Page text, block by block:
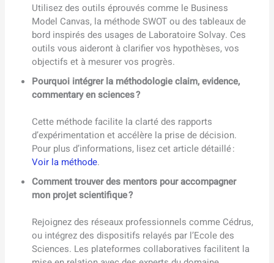
Utilisez des outils éprouvés comme le Business
Model Canvas, la méthode SWOT ou des tableaux de
bord inspirés des usages de Laboratoire Solvay. Ces
outils vous aideront à clarifier vos hypothèses, vos
objectifs et à mesurer vos progrès.
Pourquoi intégrer la méthodologie claim, evidence,
commentary en sciences ?
Cette méthode facilite la clarté des rapports
d’expérimentation et accélère la prise de décision.
Pour plus d’informations, lisez cet article détaillé :
Voir la méthode.
Comment trouver des mentors pour accompagner
mon projet scientifique ?
Rejoignez des réseaux professionnels comme Cédrus,
ou intégrez des dispositifs relayés par l’Ecole des
Sciences. Les plateformes collaboratives facilitent la